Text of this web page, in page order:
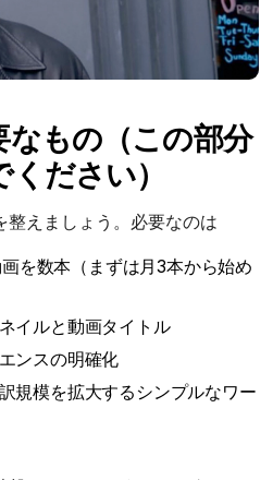
もの（この部分
ださい）
えましょう。必要なのは
を数本（まずは月3本から始め
イルと動画タイトル
ンスの明確化
規模を拡大するシンプルなワー